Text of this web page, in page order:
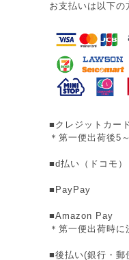
お支払いは以下の
■クレジットカー
＊第一便出荷後5
■d払い（ドコモ）
■PayPay
■Amazon Pay
＊第一便出荷時に
■後払い(銀行・郵